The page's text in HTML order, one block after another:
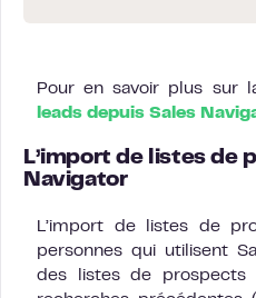
Pour en savoir plus sur
leads depuis Sales
L’import de listes de
Navigator
L’import de listes de
personnes qui utilisent
des listes de